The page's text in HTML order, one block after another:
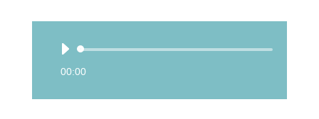
Reproductor
00:00